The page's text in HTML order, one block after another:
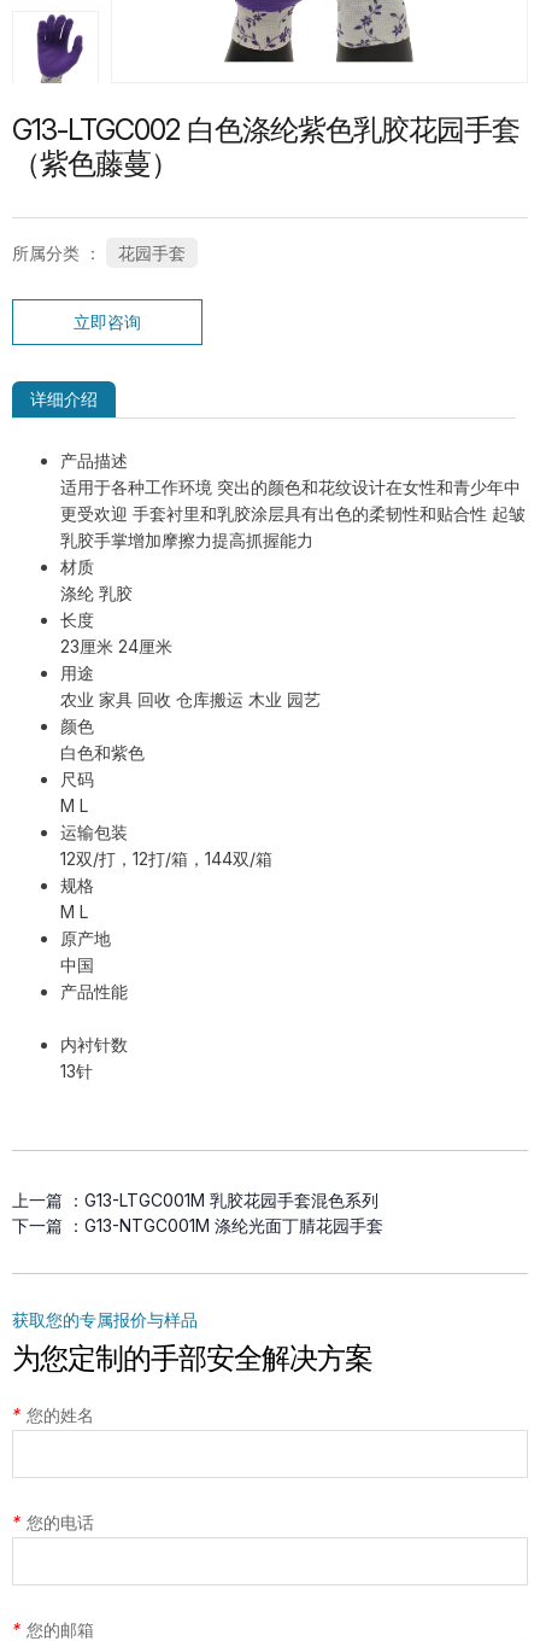
SP-CN-21G-WH 礼仪手套
MSM-MH-GY-PD2 双面PVC点塑防滑
手套
G13-LTGC002 白色涤纶紫色乳胶花园手套
（紫色藤蔓）
所属分类 ： 花园手套
立即咨询
详细介绍
产品描述
适用于各种工作环境 突出的颜色和花纹设计在女性和青少年中
更受欢迎 手套衬里和乳胶涂层具有出色的柔韧性和贴合性 起皱
乳胶手掌增加摩擦力提高抓握能力
材质
涤纶 乳胶
长度
23厘米 24厘米
用途
农业 家具 回收 仓库搬运 木业 园艺
颜色
白色和紫色
尺码
M L
运输包装
12双/打，12打/箱，144双/箱
规格
M L
原产地
中国
产品性能
内衬针数
13针
上一篇 ： G13-LTGC001M 乳胶花园手套混色系列
下一篇 ： G13-NTGC001M 涤纶光面丁腈花园手套
获取您的专属报价与样品
为您定制的手部安全解决方案
* 您的姓名
* 您的电话
* 您的邮箱